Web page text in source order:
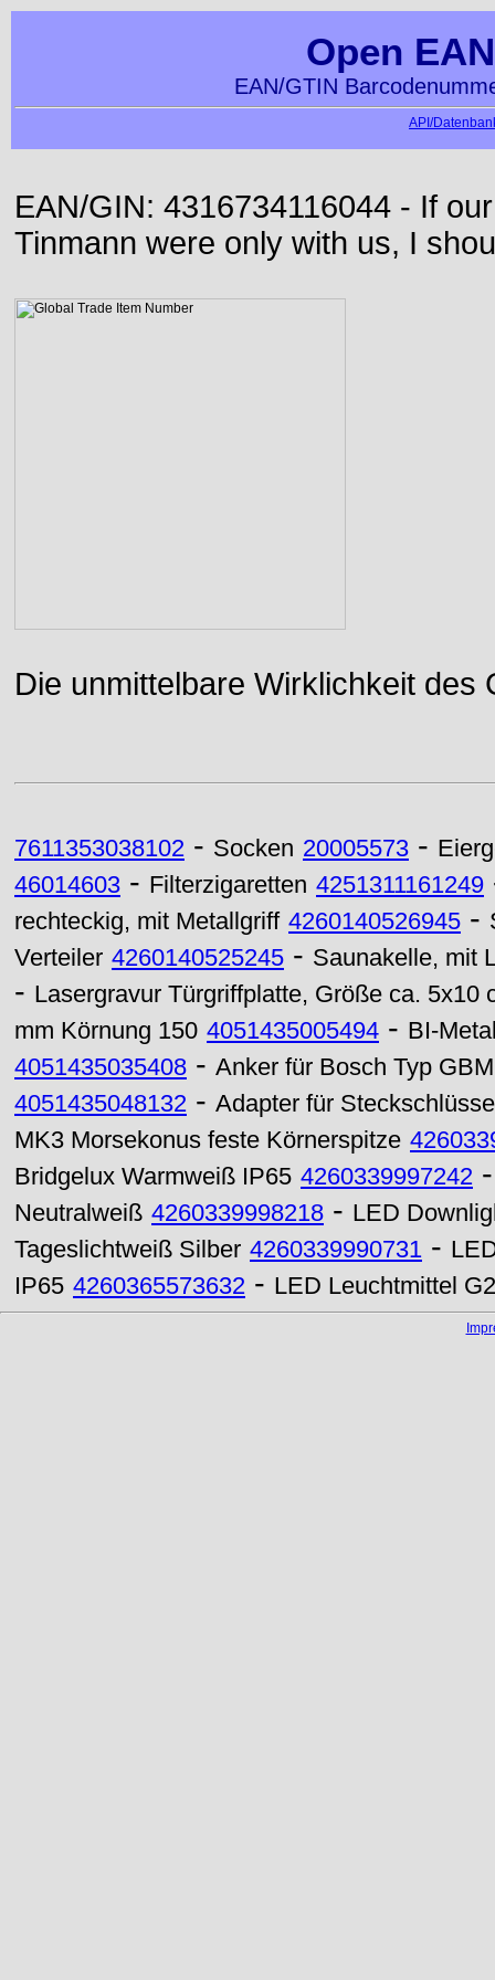
Open
EAN/GTIN
API/
EAN/GIN: 4316734116044 - If
Tinmann were only with us, I
Die unmittelbare Wirklichkeit des
7611353038102 - Socken 20005573 -
46014603 - Filterzigaretten 4251311161249
rechteckig, mit Metallgriff 4260140526945 -
Verteiler 4260140525245 - Saunakelle, mit
- Lasergravur Türgriffplatte, Größe ca. 5x10
mm Körnung 150 4051435005494 - BI-
4051435035408 - Anker für Bosch Typ
4051435048132 - Adapter für
MK3 Morsekonus feste Körnerspitze
Bridgelux Warmweiß IP65 4260339997242
Neutralweiß 4260339998218 - LED
Tageslichtweiß Silber 4260339990731 -
IP65 4260365573632 - LED Leuchtmittel